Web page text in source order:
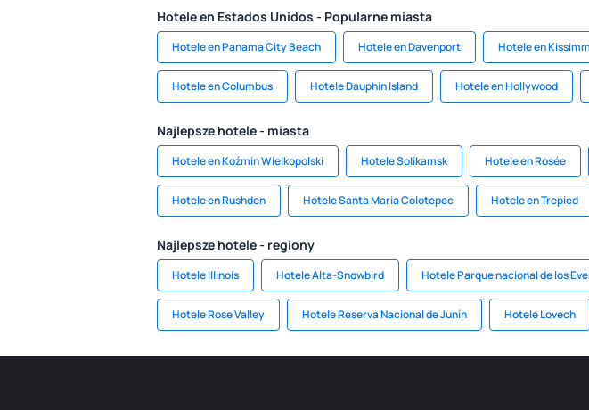
Hotele en Estados Unidos - Popularne miasta
Hotele en Panama City Beach Hotele en Davenport Hotele en
Hotele en Columbus Hotele Dauphin Island Hotele en Hollywood
Najlepsze hotele - miasta
Hotele en Koźmin Wielkopolski Hotele Solikamsk Hotele en Rosée
Hotele en Rushden Hotele Santa Maria Colotepec Hotele en Trepied
Najlepsze hotele - regiony
Hotele Illinois Hotele Alta-Snowbird Hotele Parque nacional de los
Hotele Rose Valley Hotele Reserva Nacional de Junín Hotele Lovech